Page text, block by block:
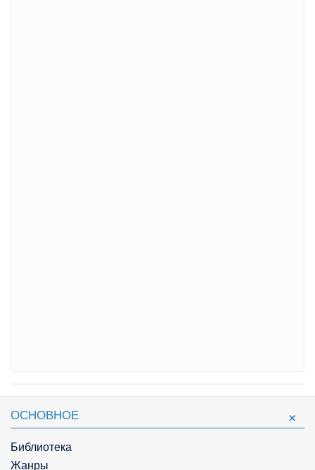
ОСНОВНОЕ
Библиотека
Жанры